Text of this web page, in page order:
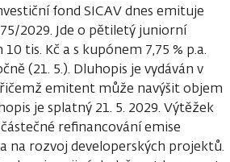
fond SICAV dnes emituje
2029. Jde o pětiletý juniorní
tis. Kč a s kupónem 7,75 % p.a.
(21. 5.). Dluhopis je vydáván v
emitent může navýšit objem
je splatný 21. 5. 2029. Výtěžek
refinancování emise
na rozvoj developerských projektů.